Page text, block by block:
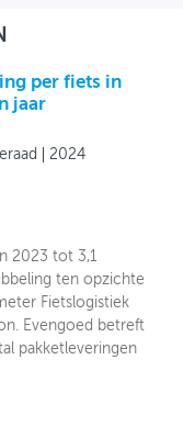
per fiets in
jaar
2024
2023 tot 3,1
ten opzichte
Fietslogistiek
Evengoed betreft
pakketleveringen